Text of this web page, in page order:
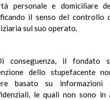
personale e domiciliare
il senso del controllo
sul suo operato.
conseguenza, il fondato
dello stupefacente
basato su informazioni
le quali non sono in